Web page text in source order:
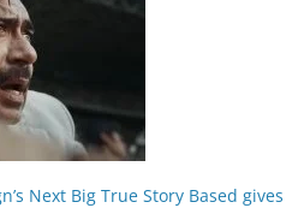
Next Big True Story Based gives